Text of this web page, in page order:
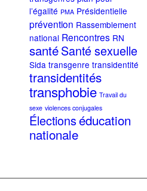
l’égalité PMA Présidentielle
prévention Rassemblement
national Rencontres RN
santéSanté sexuelle
Sida transgenre transidentité
transidentités
transphobie Travail du
sexe violences conjugales
Électionséducation
nationale